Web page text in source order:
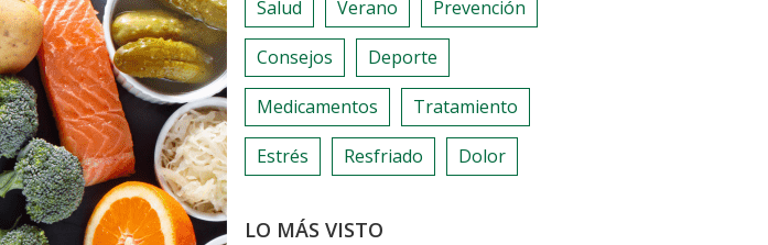
Salud Verano Prevención
Consejos Deporte
Medicamentos Tratamiento
Estrés Resfriado Dolor
LO MÁS VISTO